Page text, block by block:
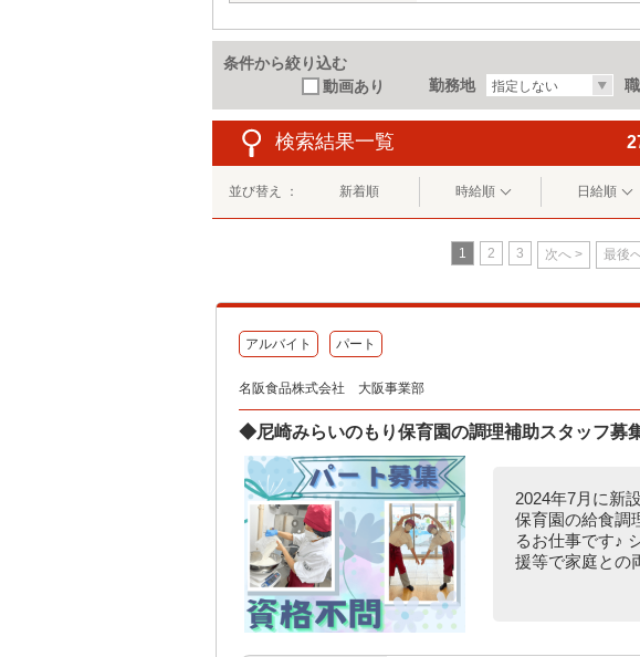
条件から絞り込む
動画あり
勤務地 指定しない
検索結果一覧
並び替え ： 新着順 時給順 日給順
1 2 3 次へ > 最後
アルバイト パート
名阪食品株式会社 大阪事業部
◆尼崎みらいのもり保育園の調理補助スタッフ募
2024年7月に新
保育園の給食調
るお仕事です♪
援等で家庭との